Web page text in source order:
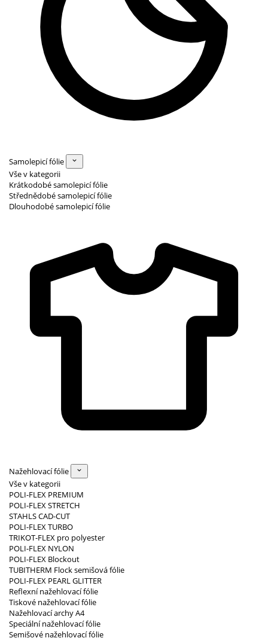
Samolepicí fólie
Vše v kategorii
Krátkodobé samolepicí fólie
Střednědobé samolepicí fólie
Dlouhodobé samolepicí fólie
Nažehlovací fólie
Vše v kategorii
POLI-FLEX PREMIUM
POLI-FLEX STRETCH
STAHLS CAD-CUT
POLI-FLEX TURBO
TRIKOT-FLEX pro polyester
POLI-FLEX NYLON
POLI-FLEX Blockout
TUBITHERM Flock semišová fólie
POLI-FLEX PEARL GLITTER
Reflexní nažehlovací fólie
Tiskové nažehlovací fólie
Nažehlovací archy A4
Speciální nažehlovací fólie
Semišové nažehlovací fólie